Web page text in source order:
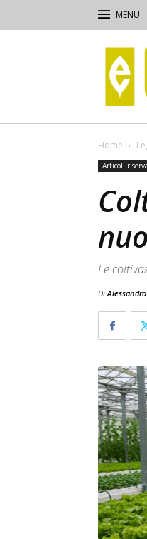
Terra
e
Vita
Home
Articoli
Le
Di